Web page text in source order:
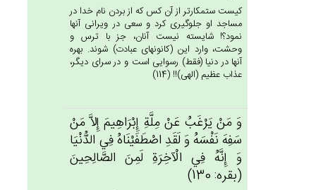
كيست ستمكارتر از آن كس كه از بردن نام خدا در
مساجد او جلوگيرى كرد و سعى در ويرانى آنها
نمود؟! شايسته نيست آنان، جز با ترس و
وحشت، وارد اين (كانونهاى عبادت) شوند. بهره
آنها در دنيا (فقط) رسوايى است و در سراى ديگر،
عذاب عظيم (الهى)!! (114)
وَ مَنْ‌ يَرْغَب‌ُ عَنْ‌ مِلَّة‌ِ إِبْرَاهِيم‌َ إِلاَّ مَنْ‌
سَفِه‌َ نَفْسَه‌ُ وَ لَقَدِ اصْطَفَيْنَاه‌ُ فِي‌ الدُّنْيَا
وَ إِنَّه‌ُ فِي‌ الْآخِرَة‌ِ لَمِن‌َ الصَّالِحِين‌َ
(بقره: 130)